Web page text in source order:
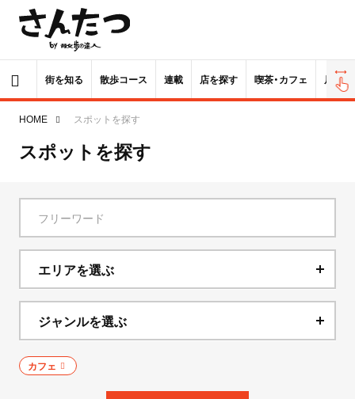
街を知る 散歩コース 連載 店を探す 喫茶・カフェ 居酒屋
HOME スポットを探す
スポットを探す
エリアを選ぶ
北海道
青森県
岩手県
ジャンルを選ぶ
ニュース
カフェ